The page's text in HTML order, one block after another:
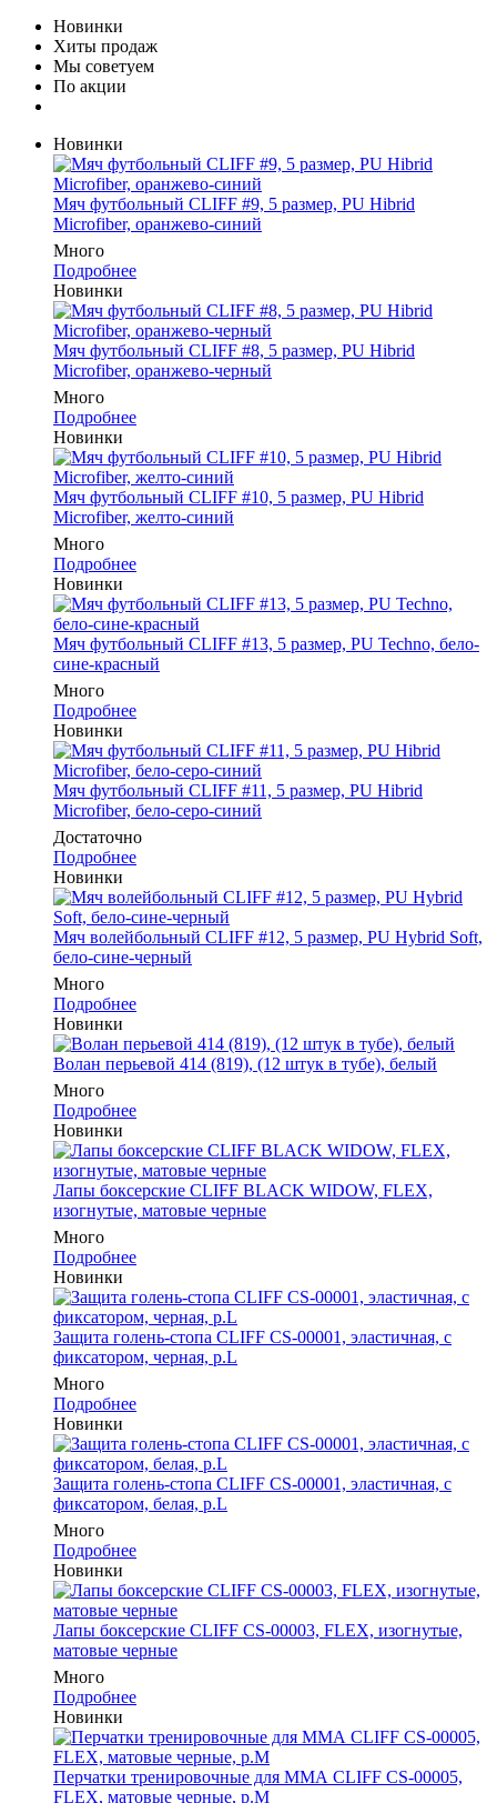
Новинки
Хиты продаж
Мы советуем
По акции
Новинки
Мяч футбольный CLIFF #9, 5 размер, PU Hibrid
Microfiber, оранжево-синий
Много
Подробнее
Новинки
Мяч футбольный CLIFF #8, 5 размер, PU Hibrid
Microfiber, оранжево-черный
Много
Подробнее
Новинки
Мяч футбольный CLIFF #10, 5 размер, PU Hibrid
Microfiber, желто-синий
Много
Подробнее
Новинки
Мяч футбольный CLIFF #13, 5 размер, PU Techno, бело-
сине-красный
Много
Подробнее
Новинки
Мяч футбольный CLIFF #11, 5 размер, PU Hibrid
Microfiber, бело-серо-синий
Достаточно
Подробнее
Новинки
Мяч волейбольный CLIFF #12, 5 размер, PU Hybrid Soft,
бело-сине-черный
Много
Подробнее
Новинки
Волан перьевой 414 (819), (12 штук в тубе), белый
Много
Подробнее
Новинки
Лапы боксерские CLIFF BLACK WIDOW, FLEX,
изогнутые, матовые черные
Много
Подробнее
Новинки
Защита голень-стопа CLIFF CS-00001, эластичная, с
фиксатором, черная, р.L
Много
Подробнее
Новинки
Защита голень-стопа CLIFF CS-00001, эластичная, с
фиксатором, белая, р.L
Много
Подробнее
Новинки
Лапы боксерские CLIFF CS-00003, FLEX, изогнутые,
матовые черные
Много
Подробнее
Новинки
Перчатки тренировочные для ММА CLIFF CS-00005,
FLEX, матовые черные, р.M